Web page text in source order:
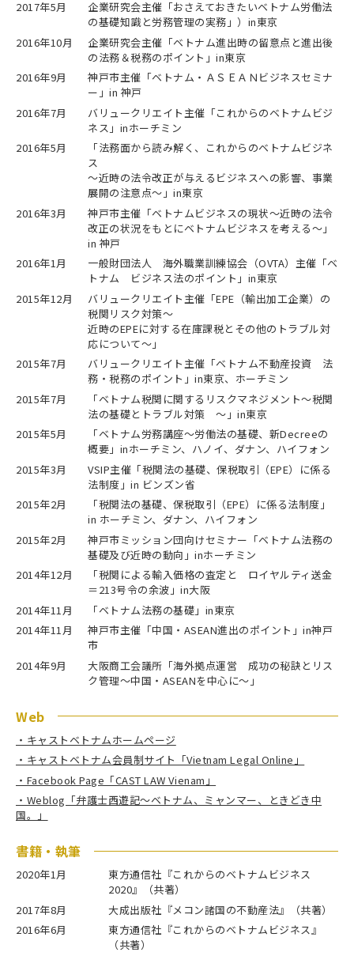
2017年5月
企業研究会主催「おさえておきたいベトナム労働法
の基礎知識と労務管理の実務」）in東京
2016年10月
企業研究会主催「ベトナム進出時の留意点と進出後
の法務＆税務のポイント」in東京
2016年9月
神戸市主催「ベトナム・ＡＳＥＡＮビジネスセミナ
ー」in 神戸
2016年7月
バリュークリエイト主催「これからのベトナムビジ
ネス」inホーチミン
2016年5月
「法務面から読み解く、これからのベトナムビジネ
ス
～近時の法令改正が与えるビジネスへの影響、事業
展開の注意点～」in東京
2016年3月
神戸市主催「ベトナムビジネスの現状～近時の法令
改正の状況をもとにベトナムビジネスを考える～」
in 神戸
2016年1月
一般財団法人 海外職業訓練協会（OVTA）主催「ベ
トナム ビジネス法のポイント」in東京
2015年12月
バリュークリエイト主催「EPE（輸出加工企業）の
税関リスク対策～
近時のEPEに対する在庫課税とその他のトラブル対
応について～」
2015年7月
バリュークリエイト主催「ベトナム不動産投資 法
務・税務のポイント」in東京、ホーチミン
2015年7月
「ベトナム税関に関するリスクマネジメント～税関
法の基礎とトラブル対策 ～」in東京
2015年5月
「ベトナム労務講座～労働法の基礎、新Decreeの
概要」inホーチミン、ハノイ、ダナン、ハイフォン
2015年3月
VSIP主催「税関法の基礎、保税取引（EPE）に係る
法制度」in ビンズン省
2015年2月
「税関法の基礎、保税取引（EPE）に係る法制度」
in ホーチミン、ダナン、ハイフォン
2015年2月
神戸市ミッション団向けセミナー「ベトナム法務の
基礎及び近時の動向」inホーチミン
2014年12月
「税関による輸入価格の査定と ロイヤルティ送金
＝213号令の余波」in大阪
2014年11月
「ベトナム法務の基礎」in東京
2014年11月
神戸市主催「中国・ASEAN進出のポイント」in神戸
市
2014年9月
大阪商工会議所「海外拠点運営 成功の秘訣とリス
ク管理～中国・ASEANを中心に～」
Web
・キャストベトナムホームページ
・キャストベトナム会員制サイト「Vietnam Legal Online」
・Facebook Page「CAST LAW Vienam」
・Weblog「弁護士西遊記～ベトナム、ミャンマー、ときどき中
国。」
書籍・執筆
2020年1月
東方通信社『これからのベトナムビジネス
2020』（共著）
2017年8月
大成出版社『メコン諸国の不動産法』（共著）
2016年6月
東方通信社『これからのベトナムビジネス』
（共著）